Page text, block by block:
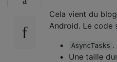
Cela vient du
Android. Le code
AsyncTasks .
Une taille